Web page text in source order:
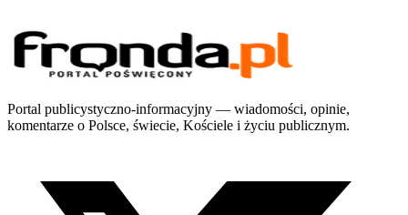
Portal publicystyczno-informacyjny — wiadomości, opinie,
komentarze o Polsce, świecie, Kościele i życiu publicznym.